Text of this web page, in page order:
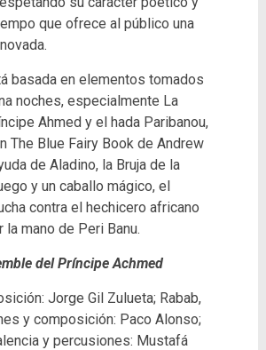
que ofrece al público una
basada en elementos tomados
noches, especialmente La
Ahmed y el hada Paribanou,
The Blue Fairy Book de Andrew
de Aladino, la Bruja de la
y un caballo mágico, el
contra el hechicero africano
la mano de Peri Banu.
del Príncipe Achmed
Jorge Gil Zulueta; Rabab,
y composición: Paco Alonso;
y percusiones: Mustafá